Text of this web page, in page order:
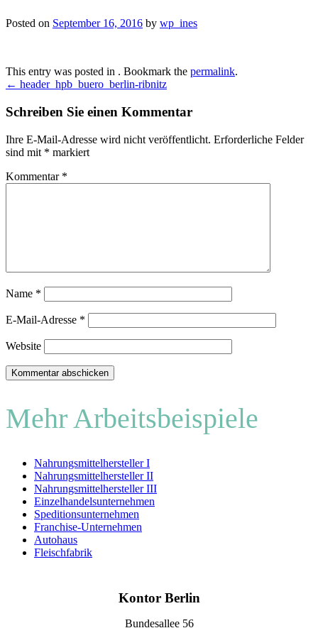
Posted on September 16, 2016 by wp_ines
This entry was posted in . Bookmark the permalink.
Post
navigation
← header_hpb_buero_berlin-ribnitz
Schreiben Sie einen Kommentar
Ihre E-Mail-Adresse wird nicht veröffentlicht. Erforderliche Felder
sind mit * markiert
Kommentar *
Name *
E-Mail-Adresse *
Website
Mehr Arbeitsbeispiele
Nahrungsmittelhersteller I
Nahrungsmittelhersteller II
Nahrungsmittelhersteller III
Einzelhandelsunternehmen
Speditionsunternehmen
Franchise-Unternehmen
Autohaus
Fleischfabrik
Kontor Berlin
Bundesallee 56